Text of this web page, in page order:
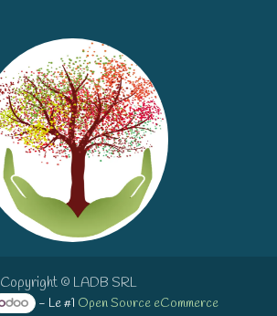
Copyright © LADB SRL
- Le #1 Open Source eCommerce